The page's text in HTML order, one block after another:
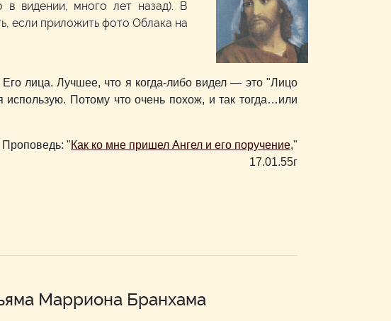
в видении, много лет назад). В
если приложить фото Облака на
лица. Лучшее, что я когда-либо видел — это "Лицо
Потому что очень похож, и так тогда…или
Проповедь: "Как ко мне пришел Ангел и его поручение,"
17.01.55г
Марриона Бранхама